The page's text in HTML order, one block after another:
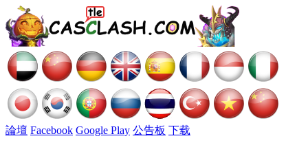
論壇 Facebook Google Play 公告板 下载